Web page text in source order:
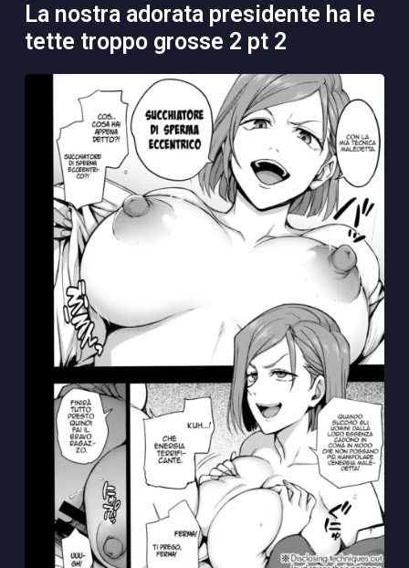
la nostra adorata presidente ha le
tette troppo grosse 2 pt 2